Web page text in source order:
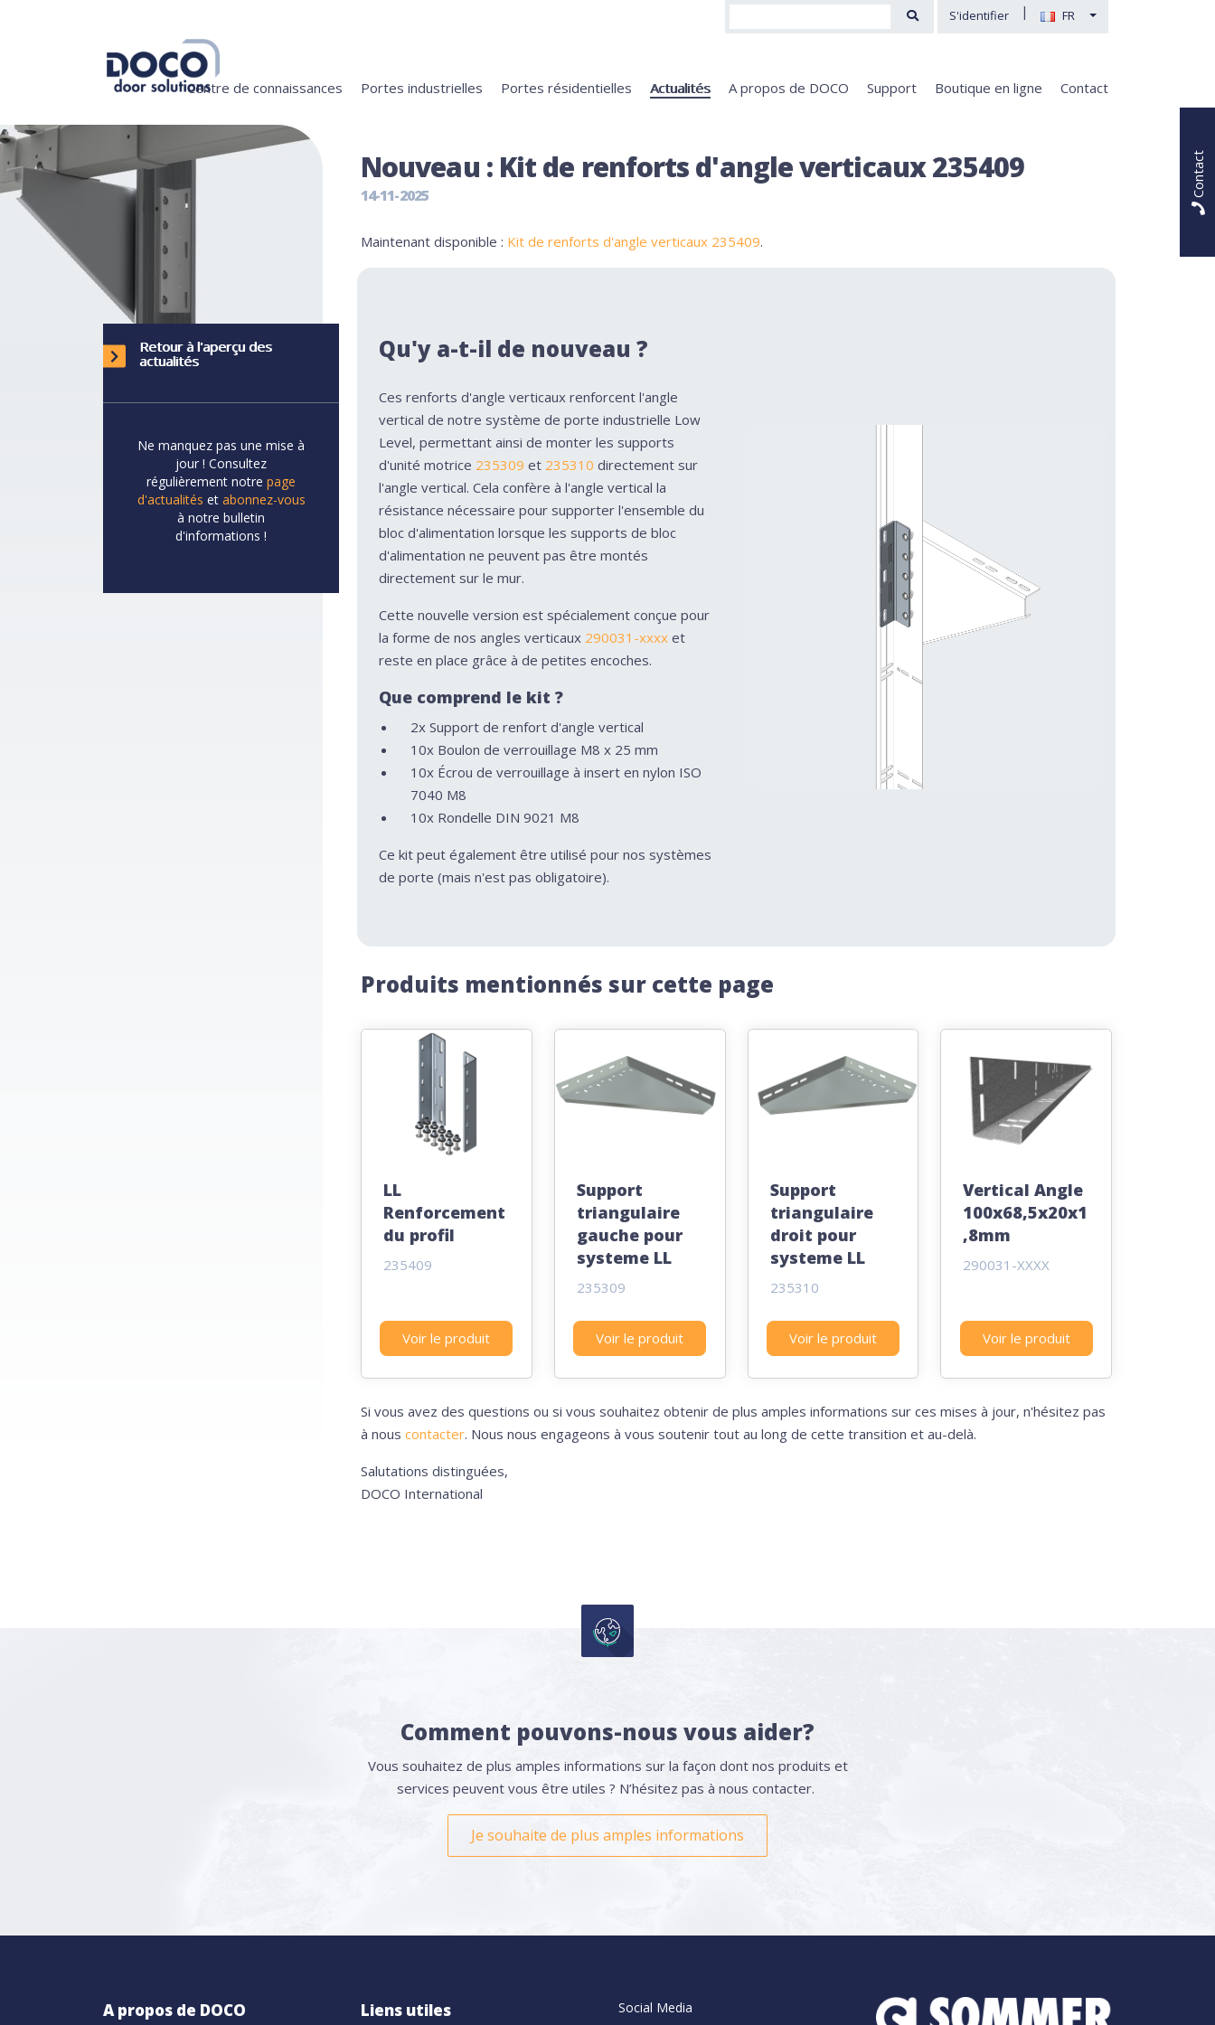
S'identifier | FR
Centre de connaissances Portes industrielles Portes résidentielles Actualités A propos de DOCO Support Boutique en ligne Contact
Contact
Retour à l'aperçu des
actualités
Ne manquez pas une mise à
jour ! Consultez
régulièrement notre page
d'actualités et abonnez-vous
à notre bulletin
d'informations !
Nouveau : Kit de renforts d'angle verticaux 235409
14-11-2025
Maintenant disponible : Kit de renforts d'angle verticaux 235409.
Qu'y a-t-il de nouveau ?
Ces renforts d'angle verticaux renforcent l'angle
vertical de notre système de porte industrielle Low
Level, permettant ainsi de monter les supports
d'unité motrice 235309 et 235310 directement sur
l'angle vertical. Cela confère à l'angle vertical la
résistance nécessaire pour supporter l'ensemble du
bloc d'alimentation lorsque les supports de bloc
d'alimentation ne peuvent pas être montés
directement sur le mur.
Cette nouvelle version est spécialement conçue pour
la forme de nos angles verticaux 290031-xxxx et
reste en place grâce à de petites encoches.
Que comprend le kit ?
2x Support de renfort d'angle vertical
10x Boulon de verrouillage M8 x 25 mm
10x Écrou de verrouillage à insert en nylon ISO
7040 M8
10x Rondelle DIN 9021 M8
Ce kit peut également être utilisé pour nos systèmes
de porte (mais n'est pas obligatoire).
Produits mentionnés sur cette page
LL
Renforcement
du profil
235409
Voir le produit
Support
triangulaire
gauche pour
systeme LL
235309
Voir le produit
Support
triangulaire
droit pour
systeme LL
235310
Voir le produit
Vertical Angle
100x68,5x20x1
,8mm
290031-XXXX
Voir le produit
Si vous avez des questions ou si vous souhaitez obtenir de plus amples informations sur ces mises à jour, n'hésitez pas
à nous contacter. Nous nous engageons à vous soutenir tout au long de cette transition et au-delà.
Salutations distinguées,
DOCO International
Comment pouvons-nous vous aider?
Vous souhaitez de plus amples informations sur la façon dont nos produits et
services peuvent vous être utiles ? N’hésitez pas à nous contacter.
Je souhaite de plus amples informations
A propos de DOCO Liens utiles Social Media